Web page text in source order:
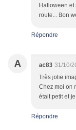
Halloween
route... Bon
Répondre
A ac83 31/10/
Très jolie
Chez moi on
était petit et
Répondre